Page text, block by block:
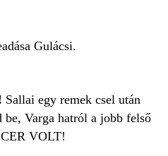
Gulácsi.
Sallai egy remek csel után
Varga hatról a jobb felső
VOLT!